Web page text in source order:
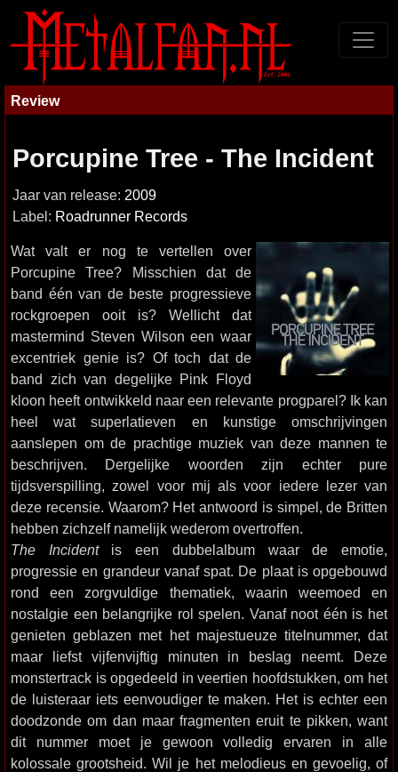
Review
Porcupine Tree - The Incident
Jaar van release: 2009
Label: Roadrunner Records
Wat valt er nog te vertellen over
Porcupine Tree? Misschien dat de
band één van de beste progressieve
rockgroepen ooit is? Wellicht dat
mastermind Steven Wilson een waar
excentriek genie is? Of toch dat de
band zich van degelijke Pink Floyd
kloon heeft ontwikkeld naar een relevante progparel? Ik kan
heel wat superlatieven en kunstige omschrijvingen
aanslepen om de prachtige muziek van deze mannen te
beschrijven. Dergelijke woorden zijn echter pure
tijdsverspilling, zowel voor mij als voor iedere lezer van
deze recensie. Waarom? Het antwoord is simpel, de Britten
hebben zichzelf namelijk wederom overtroffen.
The Incidentis een dubbelalbum waar de emotie,
progressie en grandeur vanaf spat. De plaat is opgebouwd
rond een zorgvuldige thematiek, waarin weemoed en
nostalgie een belangrijke rol spelen. Vanaf noot één is het
genieten geblazen met het majestueuze titelnummer, dat
maar liefst vijfenvijftig minuten in beslag neemt. Deze
monstertrack is opgedeeld in veertien hoofdstukken, om het
de luisteraar iets eenvoudiger te maken. Het is echter een
doodzonde om dan maar fragmenten eruit te pikken, want
dit nummer moet je gewoon volledig ervaren in alle
kolossale grootsheid. Wil je het melodieus en gevoelig, of